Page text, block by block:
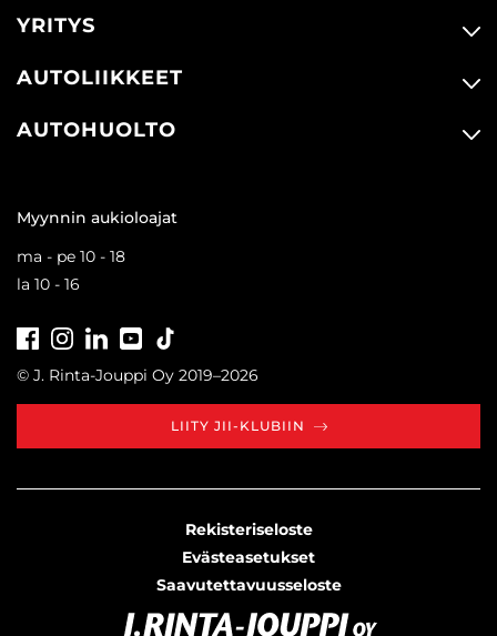
YRITYS
AUTOLIIKKEET
AUTOHUOLTO
Myynnin aukioloajat
ma - pe 10 - 18
la 10 - 16
FacebookInstagramLinkedInYoutube
© J. Rinta-Jouppi Oy 2019–2026
LIITY JII-KLUBIIN
Rekisteriseloste
Evästeasetukset
Saavutettavuusseloste